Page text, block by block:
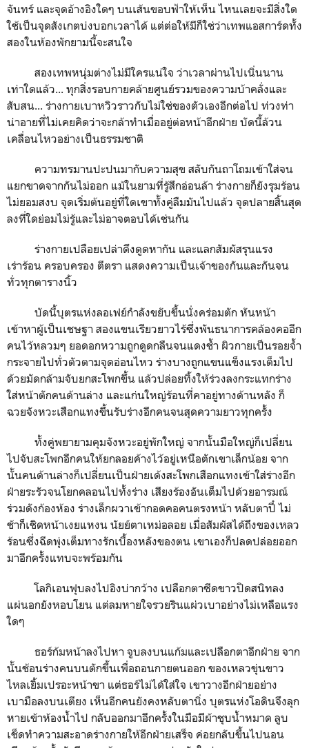
จันทร์ และจุดอ้างอิงใดๆ บนเส้นขอบฟ้าให้เห็น ไหนเลยจะมีสิ่งใด
ใช้เป็นจุดสังเกตบ่งบอกเวลาได้ แต่ต่อให้มีก็ใช่ว่าเทพแอสการ์ดทั้ง
สองในห้องพักยามนี้จะสนใจ
สองเทพหนุ่มต่างไม่มีใครแน่ใจ ว่าเวลาผ่านไปเนิ่นนาน
เท่าใดแล้ว... ทุกสิ่งรอบกายคล้ายศูนย์รวมของความบ้าคลั่งและ
สับสน... ร่างกายเบาหวิวราวกับไม่ใช่ของตัวเองอีกต่อไป ท่วงท่า
น่าอายที่ไม่เคยคิดว่าจะกล้าทำเมื่ออยู่ต่อหน้าอีกฝ่าย บัดนี้ล้วน
เคลื่อนไหวอย่างเป็นธรรมชาติ
ความทรมานปะปนมากับความสุข สลับกันถาโถมเข้าใส่จน
แยกขาดจากกันไม่ออก แม้ในยามที่รู้สึกอ่อนล้า ร่างกายก็ยังรุมร้อน
ไม่ยอมสงบ จุดเริ่มต้นอยู่ที่ใดเขาทั้งคู่ลืมมันไปแล้ว จุดปลายสิ้นสุด
ลงที่ใดย่อมไม่รู้และไม่อาจตอบได้เช่นกัน
ร่างกายเปลือยเปล่าดึงดูดหากัน และแลกสัมผัสรุนแรง
เร่าร้อน ครอบครอง ตีตรา แสดงความเป็นเจ้าของกันและกันจน
ทั่วทุกตารางนิ้ว
บัดนี้บุตรแห่งลอเฟย์กำลังขยับขึ้นนั่งคร่อมตัก หันหน้า
เข้าหาผู้เป็นเชษฐา สองแขนเรียวยาวไร้ซึ่งพันธนาการคล้องคออีก
คนไว้หลวมๆ ยอดอกหวามถูกดูดกลืนจนแดงช้ำ ผิวกายเป็นรอยจ้ำ
กระจายไปทั่วตัวตามจุดอ่อนไหว ร่างบางถูกแขนแข็งแรงเต็มไป
ด้วยมัดกล้ามจับยกสะโพกขึ้น แล้วปล่อยทิ้งให้ร่วงลงกระแทกร่าง
ใส่หน้าตักคนด้านล่าง และแก่นใหญ่ร้อนที่คาอยู่ทางด้านหลัง ก็
ฉวยจังหวะเสือกแทงขึ้นรับร่างอีกคนจนสุดความยาวทุกครั้ง
ทั้งคู่พยายามคุมจังหวะอยู่พักใหญ่ จากนั้นมือใหญ่ก็เปลี่ยน
ไปจับสะโพกอีกคนให้ยกลอยค้างไว้อยู่เหนือตักเขาเล็กน้อย จาก
นั้นคนด้านล่างก็เปลี่ยนเป็นฝ่ายเด้งสะโพกเสือกแทงเข้าใส่ร่างอีก
ฝ่ายระรัวจนโยกคลอนไปทั้งร่าง เสียงร้องอันเต็มไปด้วยอารมณ์
ร่วมดังก้องห้อง ร่างเล็กผวาเข้ากอดคอคนตรงหน้า หลับตาปี๋ ไม่
ช้าก็เชิดหน้าเงยแหงน นัยย์ตาเหม่อลอย เมื่อสัมผัสได้ถึงของเหลว
ร้อนซึ่งฉีดพุ่งเต็มทางรักเบื้องหลังของตน เขาเองก็ปลดปล่อยออก
มาอีกครั้งแทบจะพร้อมกัน
โลกิเอนฟุบลงไปอิงบ่ากว้าง เปลือกตาซีดขาวปิดสนิทลง
แผ่นอกยังหอบโยน แต่ลมหายใจรวยรินแผ่วเบาอย่างไม่เหลือแรง
ใดๆ
ธอร์ก้มหน้าลงไปหา จูบลงบนแก้มและเปลือกตาอีกฝ่าย จาก
นั้นช้อนร่างคนบนตักขึ้นเพื่อถอนกายตนออก ของเหลวขุ่นขาว
ไหลเยิ้มเปรอะหน้าขา แต่ธอร์ไม่ได้ใส่ใจ เขาวางอีกฝ่ายอย่าง
เบามือลงบนเตียง เห็นอีกคนยังคงหลับตานิ่ง บุตรแห่งโอดินจึงลุก
หายเข้าห้องน้ำไป กลับออกมาอีกครั้งในมือมีผ้าชุบน้ำหมาด ลูบ
เช็ดทำความสะอาดร่างกายให้อีกฝ่ายเสร็จ ค่อยกลับขึ้นไปนอน